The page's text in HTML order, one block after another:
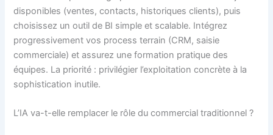
disponibles (ventes, contacts, historiques clients), puis
choisissez un outil de BI simple et scalable. Intégrez
progressivement vos process terrain (CRM, saisie
commerciale) et assurez une formation pratique des
équipes. La priorité : privilégier l’exploitation concrète à la
sophistication inutile.
L’IA va-t-elle remplacer le rôle du commercial traditionnel ?